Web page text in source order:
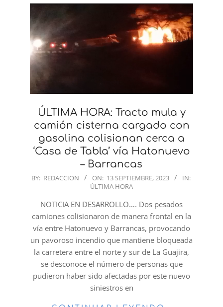
ÚLTIMA HORA: Tracto mula y
camión cisterna cargado con
gasolina colisionan cerca a
‘Casa de Tabla’ vía Hatonuevo
– Barrancas
2023-
BY: REDACCION ON: 13 SEPTIEMBRE, 2023
IN:
ÚLTIMA HORA
NOTICIA EN DESARROLLO…. Dos pesados
camiones colisionaron de manera frontal en la
vía entre Hatonuevo y Barrancas, provocando
un pavoroso incendio que mantiene bloqueada
la carretera entre el norte y sur de La Guajira,
se desconoce el número de personas que
pudieron haber sido afectadas por este nuevo
siniestros en